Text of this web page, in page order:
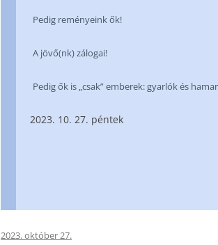
Pedig reményeink ők!
A jövő(nk) zálogai!
Pedig ők is „csak” emberek: gyarlók és
10. 27. péntek
2023. október 27.